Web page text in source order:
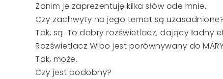
Zanim je zaprezentuję kilka słów ode mnie.
Czy zachwyty na jego temat są
Tak, są. To dobry rozświetlacz, dający ładny
Rozświetlacz Wibo jest porównywany do
Tak, może.
Czy jest podobny?